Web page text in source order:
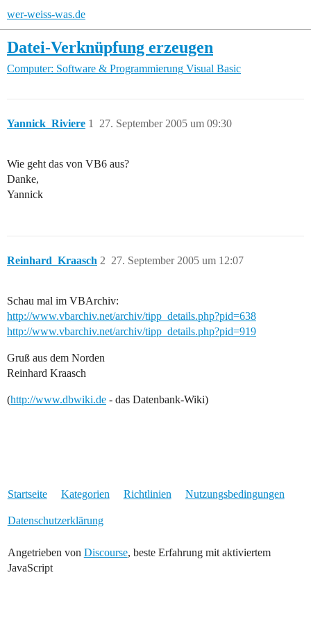
wer-weiss-was.de
Datei-Verknüpfung erzeugen
Computer: Software & Programmierung Visual Basic
Yannick_Riviere 27. September 2005 um 09:30
1
Wie geht das von VB6 aus?
Danke,
Yannick
Reinhard_Kraasch 27. September 2005 um 12:07
2
Schau mal im VBArchiv:
http://www.vbarchiv.net/archiv/tipp_details.php?pid=638
http://www.vbarchiv.net/archiv/tipp_details.php?pid=919
Gruß aus dem Norden
Reinhard Kraasch
(http://www.dbwiki.de - das Datenbank-Wiki)
Startseite Kategorien Richtlinien Nutzungsbedingungen
Datenschutzerklärung
Angetrieben von Discourse, beste Erfahrung mit aktiviertem
JavaScript